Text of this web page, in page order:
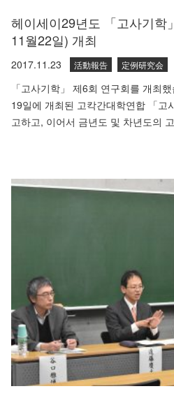
헤이세이29년도 「고사기학
11월22일) 개최
2017.11.23 活動報告 定例研究会
「고사기학」 제6회 연구회를 개최
19일에 개최된 고칵간대학연합 「고
고하고, 이어서 금년도 및 차년도의